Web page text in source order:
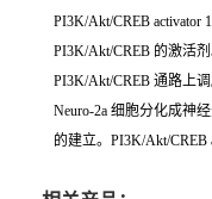
PI3K/Akt/CREB activator
PI3K/Akt/CREB 的激活
PI3K/Akt/CREB 通路上
Neuro-2a 细胞分化成神
的建立。PI3K/Akt/CREB